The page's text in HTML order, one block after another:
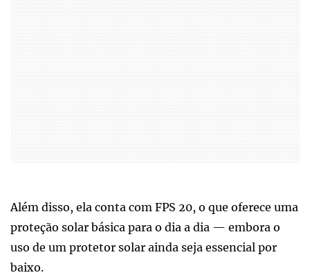
Além disso, ela conta com FPS 20, o que oferece uma
proteção solar básica para o dia a dia — embora o
uso de um protetor solar ainda seja essencial por
baixo.